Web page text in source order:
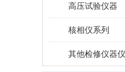
高压试验仪器
核相仪系列
其他检修仪器